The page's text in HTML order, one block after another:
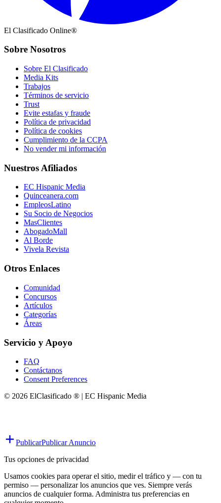
El Clasificado Online®
Sobre Nosotros
Sobre El Clasificado
Media Kits
Trabajos
Términos de servicio
Trust
Evite estafas y fraude
Política de privacidad
Política de cookies
Cumplimiento de la CCPA
No vender mi información
Nuestros Afiliados
EC Hispanic Media
Quinceanera.com
EmpleosLatino
Su Socio de Negocios
MasClientes
AbogadoMall
Al Borde
Vivela Revista
Otros Enlaces
Comunidad
Concursos
Artículos
Categorías
Áreas
Servicio y Apoyo
FAQ
Contáctanos
Consent Preferences
© 2026 ElClasificado ® | EC Hispanic Media
PublicarPublicar Anuncio
Tus opciones de privacidad
Usamos cookies para operar el sitio, medir el tráfico y — con tu
permiso — personalizar los anuncios que ves. Siempre verás
anuncios de cualquier forma. Administra tus preferencias en